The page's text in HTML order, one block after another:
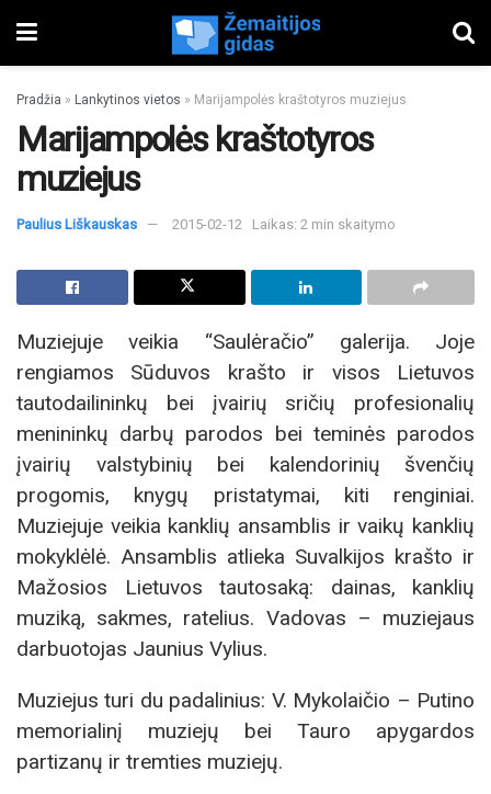
Pradžia » Lankytinos vietos » Marijampolės kraštotyros muziejus
Marijampolės kraštotyros
muziejus
Paulius Liškauskas 2015-02-12 Laikas: 2 min skaitymo
Muziejuje veikia “Saulėračio” galerija. Joje
rengiamos Sūduvos krašto ir visos Lietuvos
tautodailininkų bei įvairių sričių profesionalių
menininkų darbų parodos bei teminės parodos
įvairių valstybinių bei kalendorinių švenčių
progomis, knygų pristatymai, kiti renginiai.
Muziejuje veikia kanklių ansamblis ir vaikų kanklių
mokyklėlė. Ansamblis atlieka Suvalkijos krašto ir
Mažosios Lietuvos tautosaką: dainas, kanklių
muziką, sakmes, ratelius. Vadovas – muziejaus
darbuotojas Jaunius Vylius.
Muziejus turi du padalinius: V. Mykolaičio – Putino
memorialinį muziejų bei Tauro apygardos
partizanų ir tremties muziejų.